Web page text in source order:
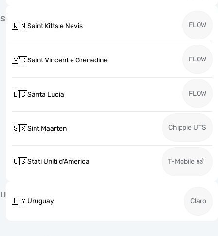
S
🇰🇳Saint Kitts e Nevis FLOW
🇻🇨Saint Vincent e Grenadine FLOW
🇱🇨Santa Lucia FLOW
🇸🇽Sint Maarten Chippie UTS
🇺🇸Stati Uniti d'America T-Mobile
U
🇺🇾Uruguay Claro